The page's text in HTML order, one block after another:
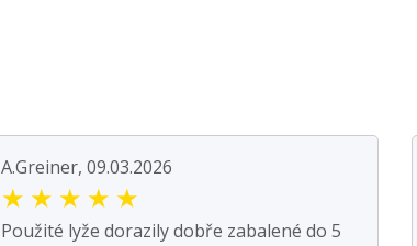
A.Greiner, 09.03.2026
★ ★ ★ ★ ★
Použité lyže dorazily dobře zabalené do 5